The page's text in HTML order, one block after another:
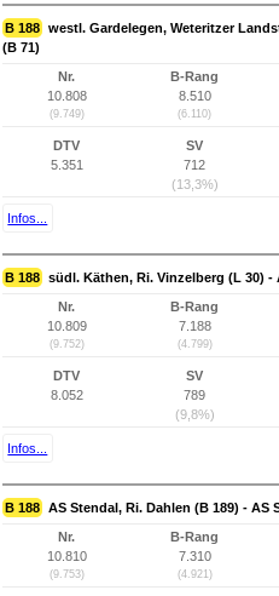
B 188 westl. Gardelegen, Weteritzer
(B 71)
Nr.
10.808
(9.749)
B-Rang
8.510
(6.110)
DTV
5.351
SV
712
(13,3%)
Infos...
B 188 südl. Käthen, Ri. Vinzelberg (L 30) -
Nr.
10.809
(9.752)
B-Rang
7.188
(4.799)
DTV
8.052
SV
789
(9,8%)
Infos...
B 188 AS Stendal, Ri. Dahlen (B 189) - AS
Nr.
10.810
(9.753)
B-Rang
7.310
(4.921)